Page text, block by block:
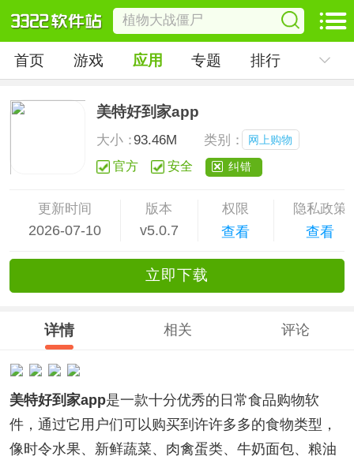
首页 游戏 应用 专题 排行
美特好到家app
大小：93.46M 类别： 网上购物
官方 安全 纠错
更新时间
2026-07-10
版本
v5.0.7
权限
查看
隐私政策
查看
立即下载
详情 相关 评论
美特好到家app是一款十分优秀的日常食品购物软
件，通过它用户们可以购买到许许多多的食物类型，
像时令水果、新鲜蔬菜、肉禽蛋类、牛奶面包、粮油